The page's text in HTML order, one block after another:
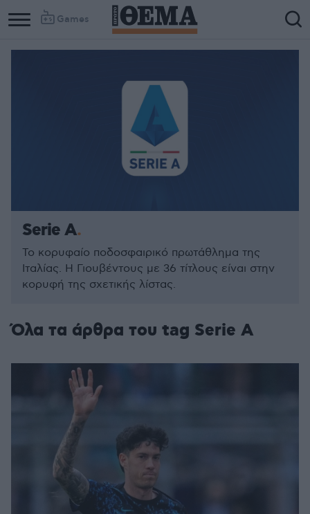
Games
Serie A
Το κορυφαίο ποδοσφαιρικό πρωτάθλημα της
Ιταλίας. Η Γιουβέντους με 36 τίτλους είναι στην
κορυφή της σχετικής λίστας.
Όλα τα άρθρα του tag Serie A